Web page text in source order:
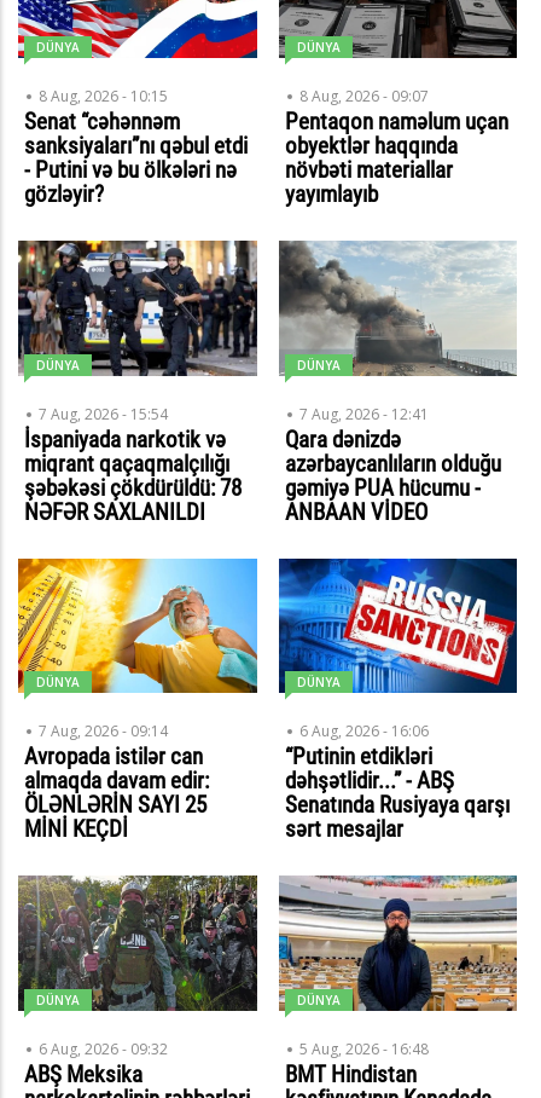
DÜNYA
8 Aug, 2026 - 10:15
Senat “cəhənnəm
sanksiyaları”nı qəbul etdi
- Putini və bu ölkələri nə
gözləyir?
DÜNYA
8 Aug, 2026 - 09:07
Pentaqon naməlum uçan
obyektlər haqqında
növbəti materiallar
yayımlayıb
DÜNYA
7 Aug, 2026 - 15:54
İspaniyada narkotik və
miqrant qaçaqmalçılığı
şəbəkəsi çökdürüldü: 78
NƏFƏR SAXLANILDI
DÜNYA
7 Aug, 2026 - 12:41
Qara dənizdə
azərbaycanlıların olduğu
gəmiyə PUA hücumu -
ANBAAN VİDEO
DÜNYA
7 Aug, 2026 - 09:14
Avropada istilər can
almaqda davam edir:
ÖLƏNLƏRİN SAYI 25
MİNİ KEÇDİ
DÜNYA
6 Aug, 2026 - 16:06
“Putinin etdikləri
dəhşətlidir...” - ABŞ
Senatında Rusiyaya qarşı
sərt mesajlar
DÜNYA
6 Aug, 2026 - 09:32
ABŞ Meksika
DÜNYA
5 Aug, 2026 - 16:48
BMT Hindistan